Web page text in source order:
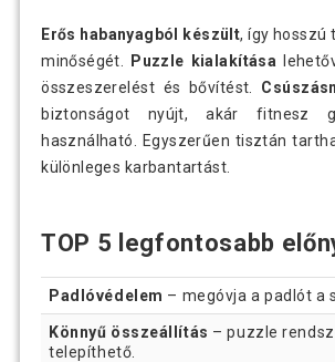
Erős habanyagból készült, így hosszú
minőségét.
Puzzle kialakítása
összeszerelést és bővítést.
biztonságot nyújt, akár fitnesz
használható. Egyszerűen tisztán
különleges karbantartást.
TOP 5 legfontosabb
Padlóvédelem – megóvja a padlót a
Könnyű összeállítás – puzzle
telepíthető.